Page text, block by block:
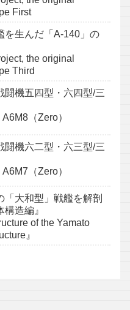
First
を生んだ「A-140」の
the original
Third
闘機五四型・六四型/三
（Zero）
闘機六二型・六三型/三
（Zero）
「大和型」戦艦を解剖
造編』
of the Yamato
』